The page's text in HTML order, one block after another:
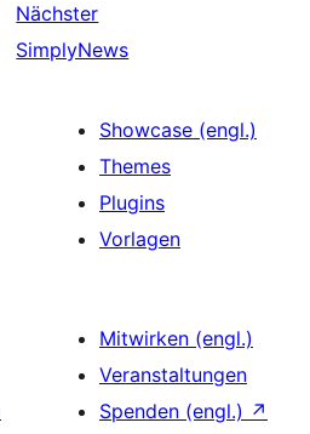
Nächster
SimplyNews
Showcase (engl.)
Themes
Plugins
Vorlagen
Mitwirken (engl.)
Veranstaltungen
Spenden (engl.) ↗